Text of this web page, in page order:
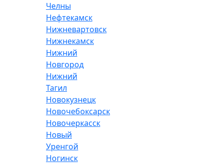
Челны
Нефтекамск
Нижневартовск
Нижнекамск
Нижний
Новгород
Нижний
Тагил
Новокузнецк
Новочебоксарск
Новочеркасск
Новый
Уренгой
Ногинск